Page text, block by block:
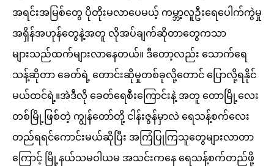
အရင်းအမြစ်တွေ ပိုတိုးမလာပေမယ့် ကမ္ဘာ့လူဦးရေပေါက်ကွဲမှု
အရှိန်အဟုန်တွေနဲ့အတူ လိုအပ်ချက်ဆိုတာတွေကသာ
များသည်ထက်များလာနေတယ်။ ဒီတော့လည်း သောက်ရေ
သန့်ဆိုတာ ခေတ်ရဲ့ တောင်းဆိုမှုတစ်ခုလို့တောင် ပြောလို့ရနိုင်
မယ်ထင်ရဲ့။အဲဒီလို ခေတ်ရေစီးကြောင်းနဲ့ အတူ တောမြို့လေး
တစ်မြို့ဖြစ်တဲ့ ကျွန်တော်တို့ ငါန်းဇွန်မှာလဲ ရေသန့်စက်လေး
တည်ရရင်ကောင်းမယ်ဆိုပြီး အကြံပြုကြသူတွေများလာတာ
ကြောင့် မြို့နယ်သမဝါယမ အသင်းကနေ ရေသန့်စက်တည်ဖို့